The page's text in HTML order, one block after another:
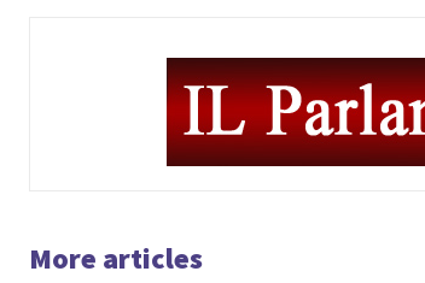
More articles